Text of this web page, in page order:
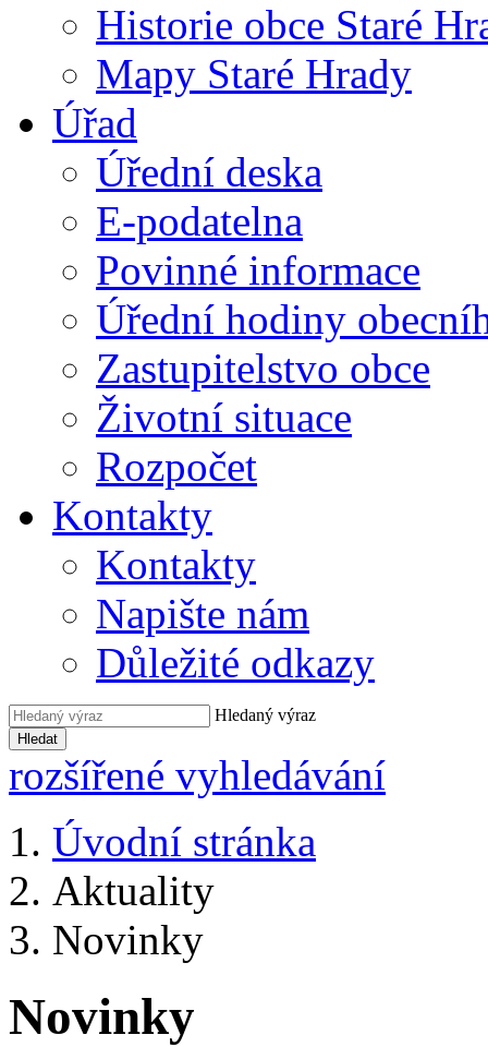
Historie obce Staré
Mapy Staré Hrady
Úřad
Úřední deska
E-podatelna
Povinné informace
Úřední hodiny
Zastupitelstvo obce
Životní situace
Rozpočet
Kontakty
Kontakty
Napište nám
Důležité odkazy
Hledaný výraz
Hledat
rozšířené vyhledávání
Úvodní stránka
Aktuality
Novinky
Novinky